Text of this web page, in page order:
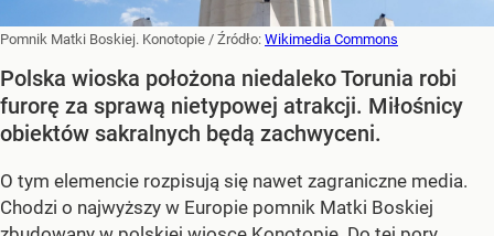
Pomnik Matki Boskiej. Konotopie / Źródło: Wikimedia Commons
Polska wioska położona niedaleko Torunia robi
furorę za sprawą nietypowej atrakcji. Miłośnicy
obiektów sakralnych będą zachwyceni.
O tym elemencie rozpisują się nawet zagraniczne media.
Chodzi o najwyższy w Europie pomnik Matki Boskiej